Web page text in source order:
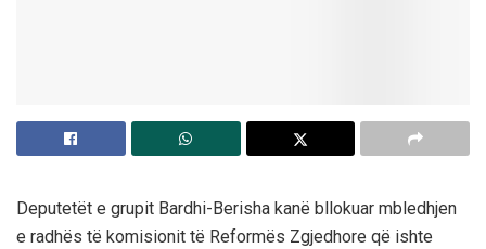
Deputetët e grupit Bardhi-Berisha kanë bllokuar mbledhjen
e radhës të komisionit të Reformës Zgjedhore që ishte